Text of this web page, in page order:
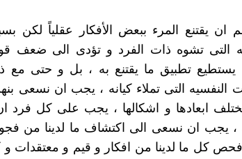
ان يقتنع المرء ببعض الأفكار عقلياً لكن
التى تشوه ذات الفرد و تؤدى الى ضعف
لا يستطيع تطبيق ما يقتنع به ، بل و حتى مع
النفسيه التى تملاء كيانه ، يجب ان نسعى
بمختلف ابعادها و اشكالها ، يجب على كل فرد
، يجب ان نسعى الى اكتشاف ما لدينا من
كل ما لدينا من افكار و قيم و معتقدات و